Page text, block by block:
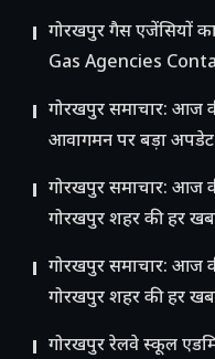
गोरखपुर गैस एजेंसियों
Gas Agencies
गोरखपुर समाचार: आज
आवागमन पर बड़ा
गोरखपुर समाचार: आज
गोरखपुर शहर की हर
गोरखपुर समाचार: आज
गोरखपुर शहर की हर
गोरखपुर रेलवे स्कूल